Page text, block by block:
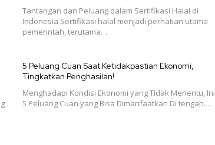
Tantangan dan Peluang dalam Sertifikasi Halal di
Indonesia Sertifikasi halal menjadi perhatian utama
pemerintah, terutama…
5 Peluang Cuan Saat Ketidakpastian Ekonomi,
Tingkatkan Penghasilan!
Menghadapi Kondisi Ekonomi yang Tidak Menentu, Ini
5 Peluang Cuan yang Bisa Dimanfaatkan Di tengah…